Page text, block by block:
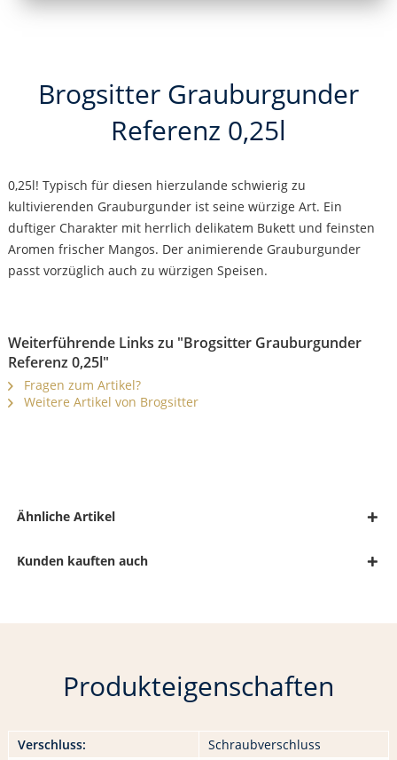
Brogsitter Grauburgunder
Referenz 0,25l
0,25l! Typisch für diesen hierzulande schwierig zu
kultivierenden Grauburgunder ist seine würzige Art. Ein
duftiger Charakter mit herrlich delikatem Bukett und feinsten
Aromen frischer Mangos. Der animierende Grauburgunder
passt vorzüglich auch zu würzigen Speisen.
Weiterführende Links zu "Brogsitter Grauburgunder
Referenz 0,25l"
Fragen zum Artikel?
Weitere Artikel von Brogsitter
Ähnliche Artikel
Kunden kauften auch
Produkteigenschaften
Verschluss: Schraubverschluss